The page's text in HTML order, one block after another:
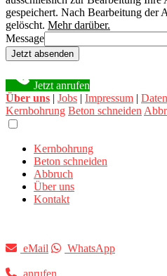
gespeichert. Nach Bearbeitung der
gelöscht. Mehr darüber.
Message
Jetzt absenden
Jetzt anrufen
Über uns | Jobs | Impressum |
Kernbohrung Beton schneiden
Kernbohrung
Beton schneiden
Abbruch
Über uns
Kontakt
eMail WhatsApp
anrufen